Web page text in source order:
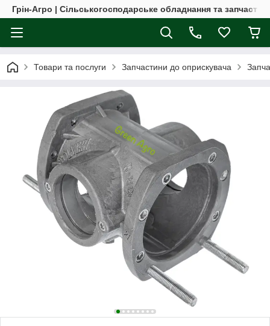
Грін-Агро | Сільськогосподарське обладнання та
Товари та послуги Запчастини до оприскувача